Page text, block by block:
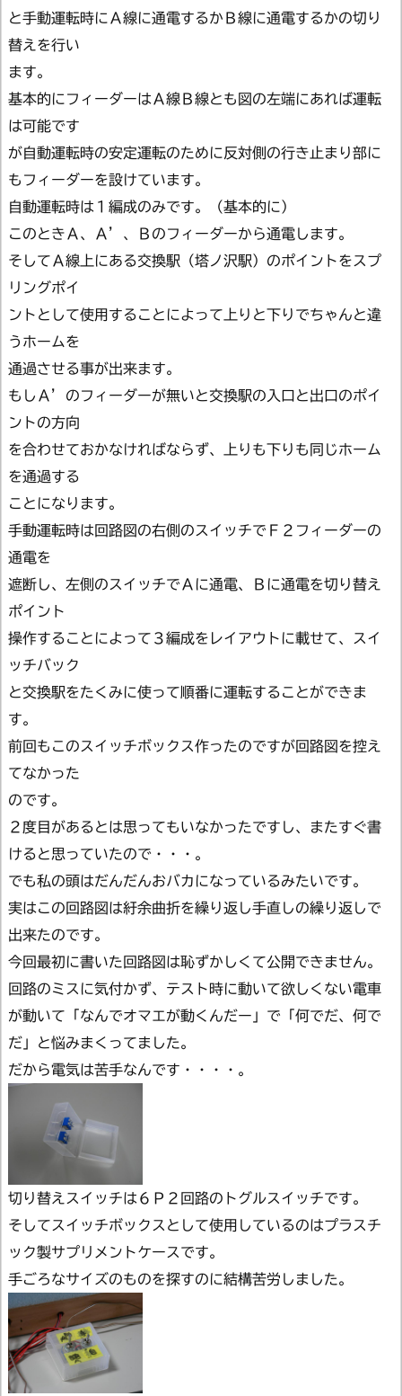
と手動運転時にＡ線に通電するかＢ線に通電するかの切り
替えを行い
ます。
基本的にフィーダーはＡ線Ｂ線とも図の左端にあれば運転
は可能です
が自動運転時の安定運転のために反対側の行き止まり部に
もフィーダーを設けています。
自動運転時は１編成のみです。（基本的に）
このときＡ、Ａ’、Ｂのフィーダーから通電します。
そしてＡ線上にある交換駅（塔ノ沢駅）のポイントをスプ
リングポイ
ントとして使用することによって上りと下りでちゃんと違
うホームを
通過させる事が出来ます。
もしＡ’のフィーダーが無いと交換駅の入口と出口のポイ
ントの方向
を合わせておかなければならず、上りも下りも同じホーム
を通過する
ことになります。
手動運転時は回路図の右側のスイッチでＦ２フィーダーの
通電を
遮断し、左側のスイッチでＡに通電、Ｂに通電を切り替え
ポイント
操作することによって３編成をレイアウトに載せて、スイ
ッチバック
と交換駅をたくみに使って順番に運転することができま
す。
前回もこのスイッチボックス作ったのですが回路図を控え
てなかった
のです。
２度目があるとは思ってもいなかったですし、またすぐ書
けると思っていたので・・・。
でも私の頭はだんだんおバカになっているみたいです。
実はこの回路図は紆余曲折を繰り返し手直しの繰り返しで
出来たのです。
今回最初に書いた回路図は恥ずかしくて公開できません。
回路のミスに気付かず、テスト時に動いて欲しくない電車
が動いて「なんでオマエが動くんだー」で「何でだ、何で
だ」と悩みまくってました。
だから電気は苦手なんです・・・・。
切り替えスイッチは６Ｐ２回路のトグルスイッチです。
そしてスイッチボックスとして使用しているのはプラスチ
ック製サプリメントケースです。
手ごろなサイズのものを探すのに結構苦労しました。